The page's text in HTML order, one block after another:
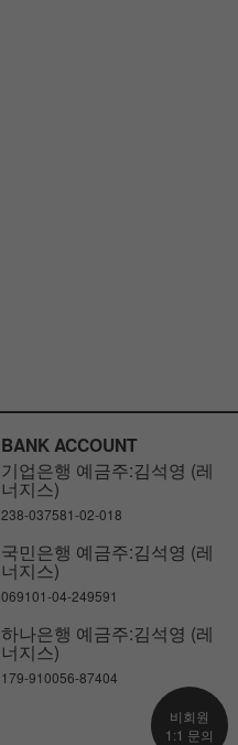
BANK ACCOUNT
기업은행 예금주:김석영 (레
너지스)
238-037581-02-018
국민은행 예금주:김석영 (레
너지스)
069101-04-249591
하나은행 예금주:김석영 (레
너지스)
179-910056-87404
비회원
1:1 문의